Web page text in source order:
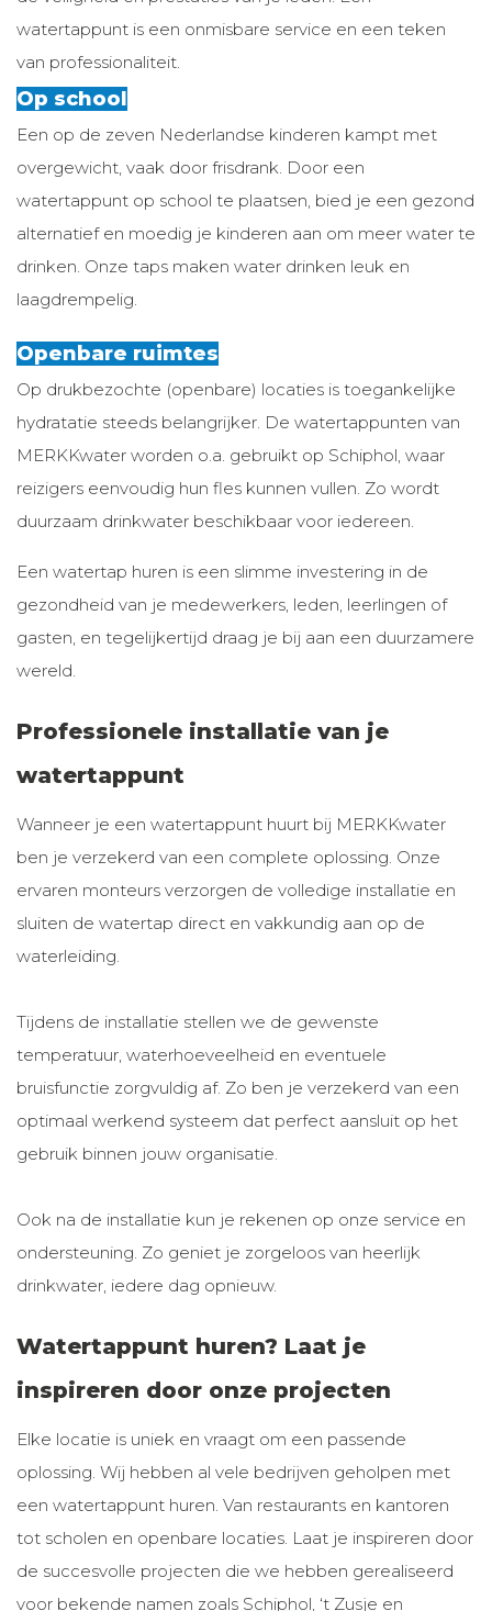
watertappunt is een onmisbare service en een teken
van professionaliteit.
Op school
Een op de zeven Nederlandse kinderen kampt met
overgewicht, vaak door frisdrank. Door een
watertappunt op school te plaatsen, bied je een gezond
alternatief en moedig je kinderen aan om meer water te
drinken. Onze taps maken water drinken leuk en
laagdrempelig.
Openbare ruimtes
Op drukbezochte (openbare) locaties is toegankelijke
hydratatie steeds belangrijker. De watertappunten van
MERKKwater worden o.a. gebruikt op Schiphol, waar
reizigers eenvoudig hun fles kunnen vullen. Zo wordt
duurzaam drinkwater beschikbaar voor iedereen.
Een watertap huren is een slimme investering in de
gezondheid van je medewerkers, leden, leerlingen of
gasten, en tegelijkertijd draag je bij aan een duurzamere
wereld.
Professionele installatie van je
watertappunt
Wanneer je een watertappunt huurt bij MERKKwater
ben je verzekerd van een complete oplossing. Onze
ervaren monteurs verzorgen de volledige installatie en
sluiten de watertap direct en vakkundig aan op de
waterleiding.
Tijdens de installatie stellen we de gewenste
temperatuur, waterhoeveelheid en eventuele
bruisfunctie zorgvuldig af. Zo ben je verzekerd van een
optimaal werkend systeem dat perfect aansluit op het
gebruik binnen jouw organisatie.
Ook na de installatie kun je rekenen op onze service en
ondersteuning. Zo geniet je zorgeloos van heerlijk
drinkwater, iedere dag opnieuw.
Watertappunt huren? Laat je
inspireren door onze projecten
Elke locatie is uniek en vraagt om een passende
oplossing. Wij hebben al vele bedrijven geholpen met
een watertappunt huren. Van restaurants en kantoren
tot scholen en openbare locaties. Laat je inspireren door
de succesvolle projecten die we hebben gerealiseerd
voor bekende namen zoals Schiphol , ‘t Zusje en